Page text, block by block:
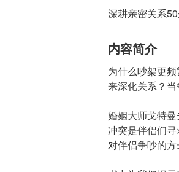
深耕亲密关系
内容简介
为什么吵架更
来深化关系？
婚姻大师戈特
冲突是伴侣们
对伴侣争吵的方